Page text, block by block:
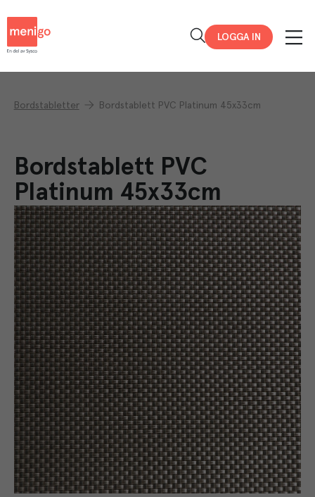
LOGGA IN
Bordstabletter Bordstablett PVC Platinum 45x33cm
Bordstablett PVC
Platinum 45x33cm